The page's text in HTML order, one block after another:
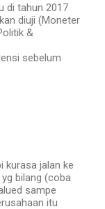
di tahun 2017
diuji (Moneter
&
sebelum
kurasa jalan ke
bilang (coba
sampe
itu